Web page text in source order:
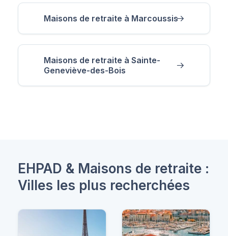
Maisons de retraite à Marcoussis
Maisons de retraite à Sainte-
Geneviève-des-Bois
EHPAD & Maisons de retraite :
Villes les plus recherchées